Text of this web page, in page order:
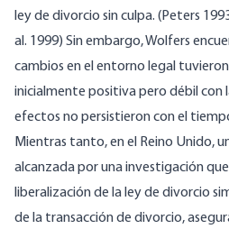
ley de divorcio sin culpa. (Peters
al. 1999) Sin embargo, Wolfers
cambios en el entorno legal
inicialmente positiva pero débil con
efectos no persistieron con el
Mientras tanto, en el Reino Unido,
alcanzada por una investigación
liberalización de la ley de divorcio
de la transacción de divorcio,